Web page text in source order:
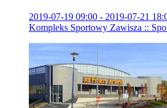
2019-07-19 09:00 - 2019-07-21
Kompleks Sportowy Zawisza ::